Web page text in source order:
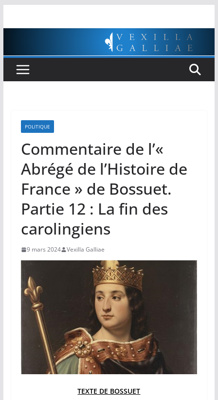
POLITIQUE
Commentaire de l’«
Abrégé de l’Histoire de
France » de Bossuet.
Partie 12 : La fin des
carolingiens
9 mars 2024 Vexilla Galliae
TEXTE DE BOSSUET